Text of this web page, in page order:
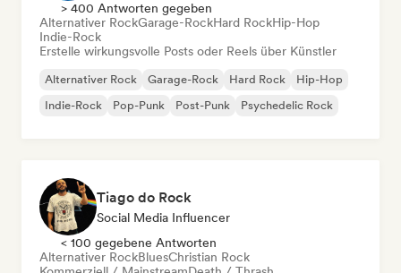
> 400 Antworten gegeben
Alternativer RockGarage-RockHard RockHip-Hop
Indie-Rock
Erstelle wirkungsvolle Posts oder Reels über Künstler
Alternativer Rock Garage-Rock Hard Rock
Hip-Hop
Indie-Rock
Pop-Punk Post-Punk Psychedelic Rock
Tiago do Rock
Social Media Influencer
< 100 gegebene Antworten
Alternativer RockBluesChristian Rock